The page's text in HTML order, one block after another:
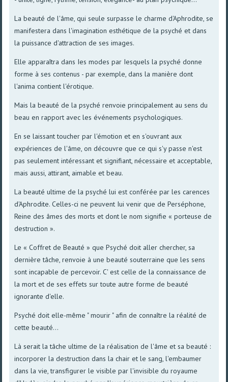
La beauté de l'âme, qui seule surpasse le charme d'Aphrodite, se
manifestera dans l'imagination esthétique de la psyché et dans
la puissance d'attraction de ses images.
Elle apparaîtra dans Ies modes par Iesquels la psyché donne
forme à ses contenus - par exemple, dans la manière dont
l'anima contient l'érotique.
Mais la beauté de la psyché renvoie principalement au sens du
beau en rapport avec les événements psychologiques.
En se laissant toucher par l'émotion et en s'ouvrant aux
expériences de l'âme, on découvre que ce qui s'y passe n'est
pas seulement intéressant et signifiant, nécessaire et acceptable,
mais aussi, attirant, aimable et beau.
La beauté ultime de la psyché lui est conférée par les carences
d'Aphrodite. Celles-ci ne peuvent Iui venir que de Perséphone,
Reine des âmes des morts et dont le nom signifie « porteuse de
destruction ».
Le « Coffret de Beauté » que Psyché doit aller chercher, sa
dernière tâche, renvoie à une beauté souterraine que les sens
sont incapable de percevoir. C' est celle de la connaissance de
la mort et de ses effets sur toute autre forme de beauté
ignorante d'elle.
Psyché doit elle-même " mourir " afin de connaître la réalité de
cette beauté...
Là serait la tâche ultime de la réalisation de l'âme et sa beauté :
incorporer la destruction dans la chair et le sang, l'embaumer
dans la vie, transfigurer le visible par l'invisible du royaume